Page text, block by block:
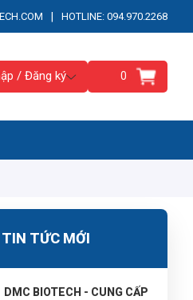
| HOTLINE: 094.970.2268
/ Đăng ký 0
TIN TỨC MỚI
DMC BIOTECH - CUNG CẤP